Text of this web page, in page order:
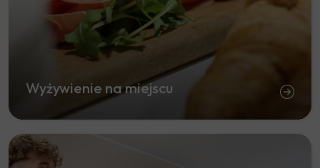
Wyżywienie na miejscu